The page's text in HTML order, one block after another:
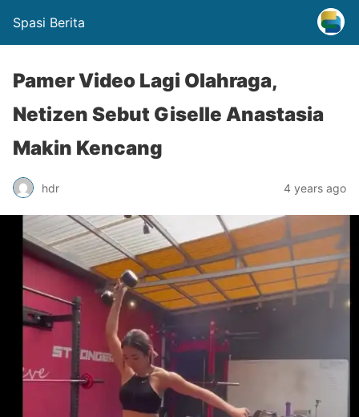
Spasi Berita
Pamer Video Lagi Olahraga,
Netizen Sebut Giselle Anastasia
Makin Kencang
hdr 4 years ago